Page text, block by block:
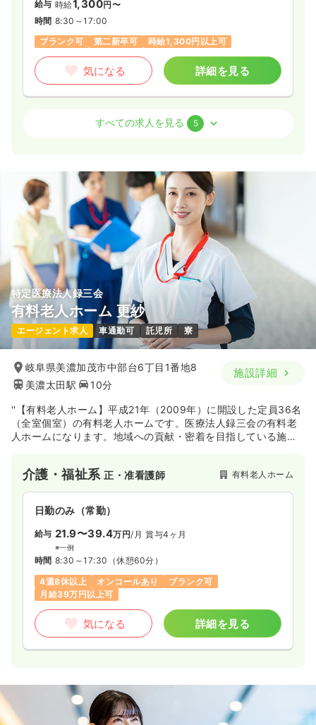
給与 時給1,300円〜
時間 8:30～17:00
ブランク可
第二新卒可 時給1,300円以上可
気になる 詳細を見る
給与 22.9万円〜/月 賞与2回
※経験3年の例
時間
8:30～17:30
ブランク可
第二新卒可 月給24万円以上可
気になる 詳細を見る
日勤のみ（パート） 一時募集休止
給与 時給1,300円
時間 8:30～17:30
ブランク可
第二新卒可 時給1,300円以上可
気になる 詳細を見る
給与 24.1 万円〜/月
時間 8:30～17:30
ブランク可
第二新卒可 月給24万円以上可
気になる 詳細を見る
時間 8:30～17:30
ブランク可
第二新卒可
すべての求人を見る 5
特定医療法人録三会
有料老人ホーム 更紗
エージェント求人 車通勤可 託児所 寮
岐阜県美濃加茂市中部台6丁目1番地8
美濃太田駅
10分
施設詳細
''【有料老人ホーム】平成21年（2009年）に開設した定員36名
（全室個室）の有料老人ホームです。医療法人録三会の有料老
人ホームになります。地域への貢献・密着を目指している施設
介護・福祉系正・准看護師 有料老人ホーム
日勤のみ（常勤）
給与 21.9〜39.4万円/月 賞与4ヶ月
※一例
時間 8:30～17:30 （休憩60分）
4週8休以上
オンコールあり
ブランク可
月給39万円以上可
気になる 詳細を見る